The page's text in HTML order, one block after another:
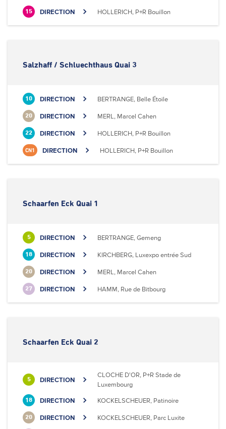
15 DIRECTION HOLLERICH, P+R Bouillon
Salzhaff / Schluechthaus Quai 3
10 DIRECTION BERTRANGE, Belle Étoile
20 DIRECTION MERL, Marcel Cahen
22 DIRECTION HOLLERICH, P+R Bouillon
CN1 DIRECTION HOLLERICH, P+R Bouillon
Schaarfen Eck Quai 1
5 DIRECTION BERTRANGE, Gemeng
18 DIRECTION KIRCHBERG, Luxexpo entrée Sud
20 DIRECTION MERL, Marcel Cahen
27 DIRECTION HAMM, Rue de Bitbourg
Schaarfen Eck Quai 2
5 DIRECTION
CLOCHE D'OR, P+R Stade de
Luxembourg
18 DIRECTION KOCKELSCHEUER, Patinoire
20 DIRECTION KOCKELSCHEUER, Parc Luxite